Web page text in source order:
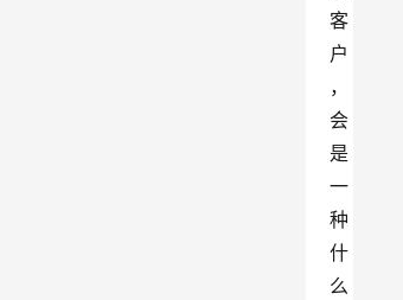
客
户
，
会
是
一
种
什
么